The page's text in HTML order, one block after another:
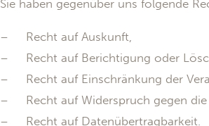
Sie haben gegenüber uns folgende
– Recht auf Auskunft,
– Recht auf Berichtigung oder
– Recht auf Einschränkung der
– Recht auf Widerspruch gegen die
– Recht auf Datenübertragbarkeit.